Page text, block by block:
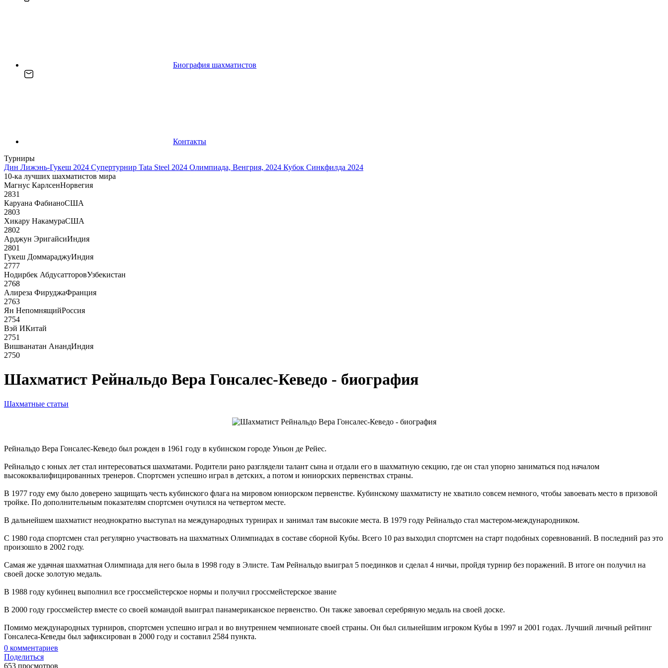
Биография шахматистов
Контакты
Турниры
Дин Лижэнь-Гукеш 2024 Супертурнир Tata Steel 2024 Олимпиада, Венгрия, 2024 Кубок Синкфилда 2024
10-ка лучших шахматистов мира
Магнус КарлсенНорвегия
2831
Каруана ФабианоСША
2803
Хикару НакамураСША
2802
Арджун ЭригайсиИндия
2801
Гукеш ДоммараджуИндия
2777
Нодирбек АбдусатторовУзбекистан
2768
Алиреза ФируджаФранция
2763
Ян НепомнящийРоссия
2754
Вэй ИКитай
2751
Вишванатан АнандИндия
2750
Шахматист Рейнальдо Вера Гонсалес-Кеведо - биография
Шахматные статьи
Рейнальдо Вера Гонсалес-Кеведо был рожден в 1961 году в кубинском городе Уньон де Рейес.
Рейнальдо с юных лет стал интересоваться шахматами. Родители рано разглядели талант сына и отдали его в шахматную секцию, где он стал упорно заниматься под началом
высококвалифицированных тренеров. Спортсмен успешно играл в детских, а потом и юниорских первенствах страны.
В 1977 году ему было доверено защищать честь кубинского флага на мировом юниорском первенстве. Кубинскому шахматисту не хватило совсем немного, чтобы завоевать место в призовой
тройке. По дополнительным показателям спортсмен очутился на четвертом месте.
В дальнейшем шахматист неоднократно выступал на международных турнирах и занимал там высокие места. В 1979 году Рейнальдо стал мастером-международником.
С 1980 года спортсмен стал регулярно участвовать на шахматных Олимпиадах в составе сборной Кубы. Всего 10 раз выходил спортсмен на старт подобных соревнований. В последний раз это
произошло в 2002 году.
Самая же удачная шахматная Олимпиада для него была в 1998 году в Элисте. Там Рейнальдо выиграл 5 поединков и сделал 4 ничьи, пройдя турнир без поражений. В итоге он получил на
своей доске золотую медаль.
В 1988 году кубинец выполнил все гроссмейстерское нормы и получил гроссмейстерское звание
В 2000 году гроссмейстер вместе со своей командой выиграл панамериканское первенство. Он также завоевал серебряную медаль на своей доске.
Помимо международных турниров, спортсмен успешно играл и во внутреннем чемпионате своей страны. Он был сильнейшим игроком Кубы в 1997 и 2001 годах. Лучший личный рейтинг
Гонсалеса-Кеведы был зафиксирован в 2000 году и составил 2584 пункта.
0 комментариев
Поделиться
653 просмотров